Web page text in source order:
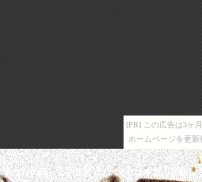
[PR] この広告は3ヶ
ホームページを更
なたの話している人・・・それは本当に存在し